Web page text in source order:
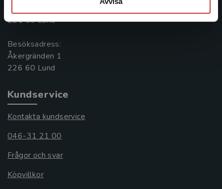
221 00 Lund
Besöksadress:
Åkergränden 1
Kundservice
Kontakta kundservice
046-31 21 00
Frågor och svar
Köpvillkor